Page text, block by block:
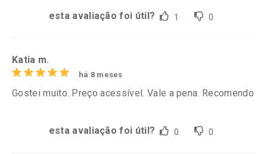
esta avaliação foi útil? 1 0
Katia m.
há 8 meses
Gostei muito. Preço acessível. Vale a pena. Recomendo
esta avaliação foi útil? 0 0